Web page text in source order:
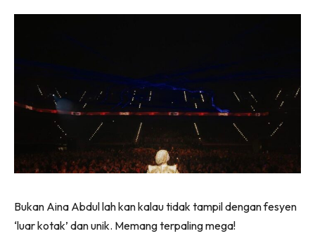
Bukan Aina Abdul lah kan kalau tidak tampil dengan fesyen
‘luar kotak’ dan unik. Memang terpaling mega!